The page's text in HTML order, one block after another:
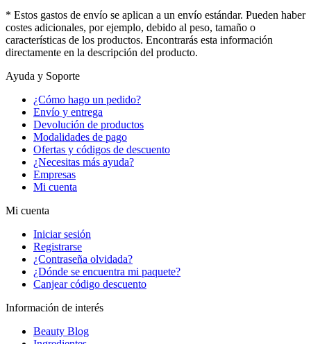
* Estos gastos de envío se aplican a un envío estándar. Pueden haber
costes adicionales, por ejemplo, debido al peso, tamaño o
características de los productos. Encontrarás esta información
directamente en la descripción del producto.
Ayuda y Soporte
¿Cómo hago un pedido?
Envío y entrega
Devolución de productos
Modalidades de pago
Ofertas y códigos de descuento
¿Necesitas más ayuda?
Empresas
Mi cuenta
Mi cuenta
Iniciar sesión
Registrarse
¿Contraseña olvidada?
¿Dónde se encuentra mi paquete?
Canjear código descuento
Información de interés
Beauty Blog